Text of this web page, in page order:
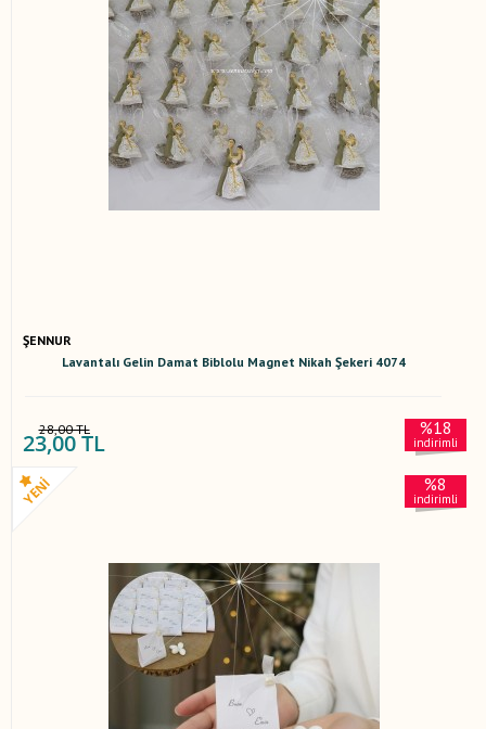
ŞENNUR
Lavantalı Gelin Damat Biblolu Magnet Nikah Şekeri 4074
28,00 TL
23,00 TL
%18
indirimli
%8
indirimli